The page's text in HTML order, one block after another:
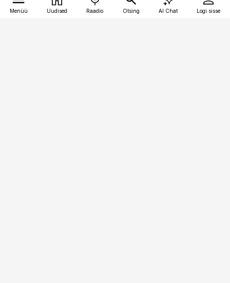
Menüü Uudised Raadio Otsing AI Chat Logi sisse